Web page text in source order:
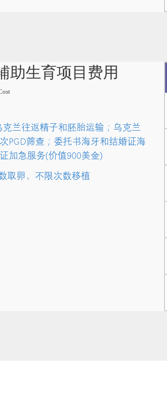
助生育项目费用
克兰往返精子和胚胎运输；乌克兰
PGD筛查；委托书海牙和结婚证海
加急服务(价值900美金)
取卵、不限次数移植